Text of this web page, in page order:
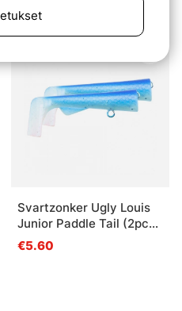
Svartzonker Ugly Louis
Junior Paddle Tail (2pcs)
- Blue Pearl
€5.60